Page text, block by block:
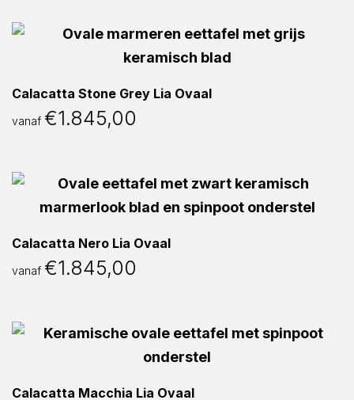
Calacatta Stone Grey Lia Ovaal
vanaf €1.845,00
Calacatta Nero Lia Ovaal
vanaf €1.845,00
Calacatta Macchia Lia Ovaal